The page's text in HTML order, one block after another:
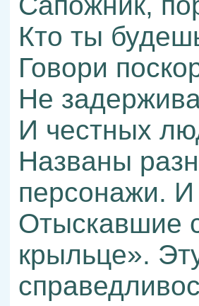
Кто ты
Говори
Не
И честных
Названы
персонажи.
Отыскавшие
крыльце».